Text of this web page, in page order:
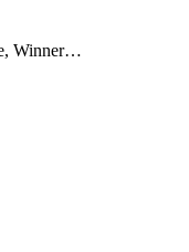
Winner…